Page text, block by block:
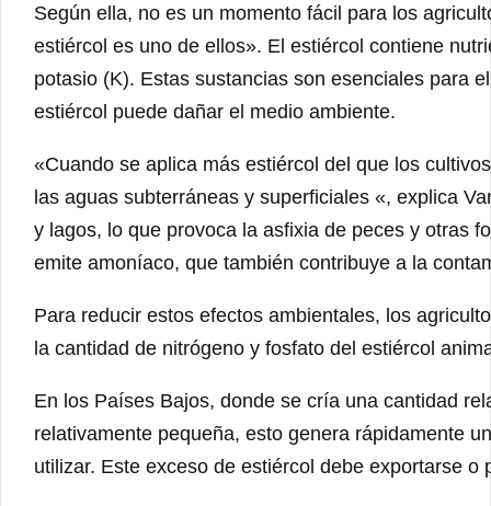
Según ella, no es un momento fácil para los
estiércol es uno de ellos». El estiércol contiene
potasio (K). Estas sustancias son esenciales para
estiércol puede dañar el medio ambiente.
«Cuando se aplica más estiércol del que los
las aguas subterráneas y superficiales «, explica
y lagos, lo que provoca la asfixia de peces y otras
emite amoníaco, que también contribuye a la
Para reducir estos efectos ambientales, los
la cantidad de nitrógeno y fosfato del estiércol
En los Países Bajos, donde se cría una cantidad
relativamente pequeña, esto genera rápidamente
utilizar. Este exceso de estiércol debe exportarse